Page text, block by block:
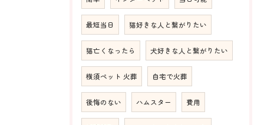
最短当日 猫好きな人と繋がりたい
猫亡くなったら 犬好きな人と繋がりたい
横須ペット 火葬 自宅で火葬
後悔のない ハムスター 費用